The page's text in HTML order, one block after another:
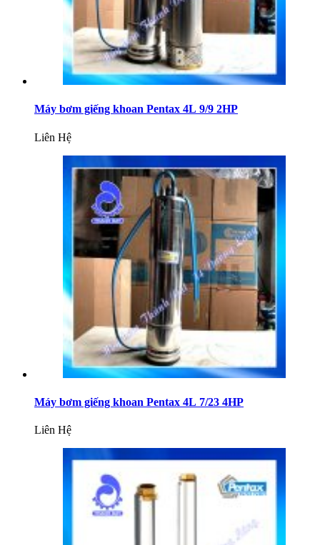
Máy bơm giếng khoan Pentax 4L 9/9 2HP
Liên Hệ
Máy bơm giếng khoan Pentax 4L 7/23 4HP
Liên Hệ